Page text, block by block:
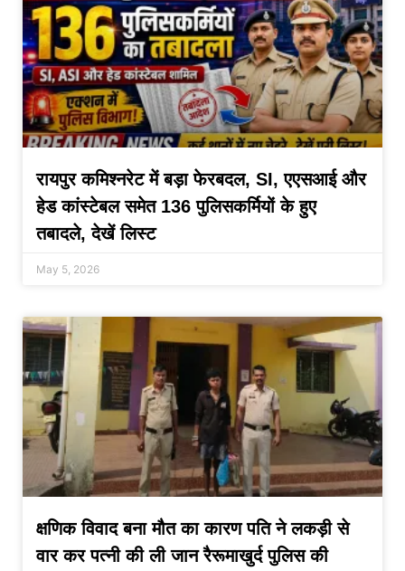
रायपुर कमिश्नरेट में बड़ा फेरबदल, SI, एएसआई और
हेड कांस्टेबल समेत 136 पुलिसकर्मियों के हुए
तबादले, देखें लिस्ट
May 5, 2026
क्षणिक विवाद बना मौत का कारण पति ने लकड़ी से
वार कर पत्नी की ली जान रैरूमाखुर्द पुलिस की